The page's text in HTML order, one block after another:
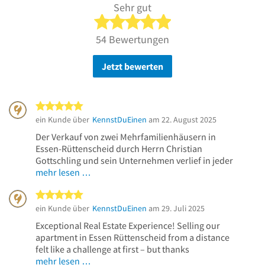
Sehr gut
5 von 5 Sternen
54 Bewertungen
Jetzt bewerten
ein Kunde über KennstDuEinen am 22. August 2025
Der Verkauf von zwei Mehrfamilienhäusern in
Essen-Rüttenscheid durch Herrn Christian
Gottschling und sein Unternehmen verlief in jeder
mehr lesen …
ein Kunde über KennstDuEinen am 29. Juli 2025
Exceptional Real Estate Experience! Selling our
apartment in Essen Rüttenscheid from a distance
felt like a challenge at first – but thanks
mehr lesen …